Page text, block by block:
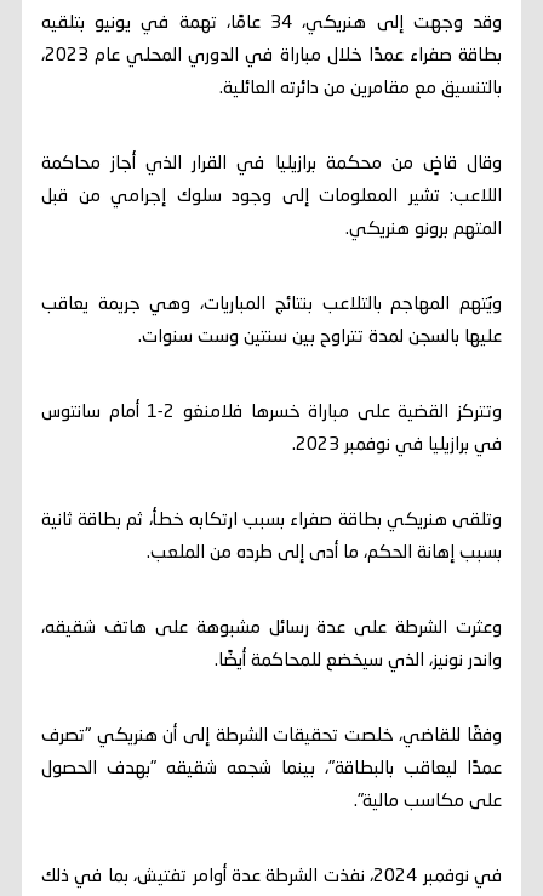
وقد وجهت إلى هنريكي، 34 عامًا، تهمة في يونيو بتلقيه
بطاقة صفراء عمدًا خلال مباراة في الدوري المحلي عام 2023،
بالتنسيق مع مقامرين من دائرته العائلية.
وقال قاضٍ من محكمة برازيليا في القرار الذي أجاز محاكمة
اللاعب: تشير المعلومات إلى وجود سلوك إجرامي من قبل
المتهم برونو هنريكي.
ويُتهم المهاجم بالتلاعب بنتائج المباريات، وهي جريمة يعاقب
عليها بالسجن لمدة تتراوح بين سنتين وست سنوات.
وتتركز القضية على مباراة خسرها فلامنغو 2-1 أمام سانتوس
في برازيليا في نوفمبر 2023.
وتلقى هنريكي بطاقة صفراء بسبب ارتكابه خطأ، ثم بطاقة ثانية
بسبب إهانة الحكم، ما أدى إلى طرده من الملعب.
وعثرت الشرطة على عدة رسائل مشبوهة على هاتف شقيقه،
واندر نونيز، الذي سيخضع للمحاكمة أيضًا.
وفقًا للقاضي، خلصت تحقيقات الشرطة إلى أن هنريكي "تصرف
عمدًا ليعاقب بالبطاقة"، بينما شجعه شقيقه "بهدف الحصول
على مكاسب مالية".
في نوفمبر 2024، نفذت الشرطة عدة أوامر تفتيش، بما في ذلك